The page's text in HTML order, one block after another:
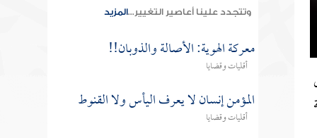
وتتجدد علينا أعاصير التغيير...المزيد
معركة الهوية: الأصالة والذوبان!!
أقليات وقضايا
المؤمن إنسان لا يعرف اليأس ولا القنوط
أقليات وقضايا